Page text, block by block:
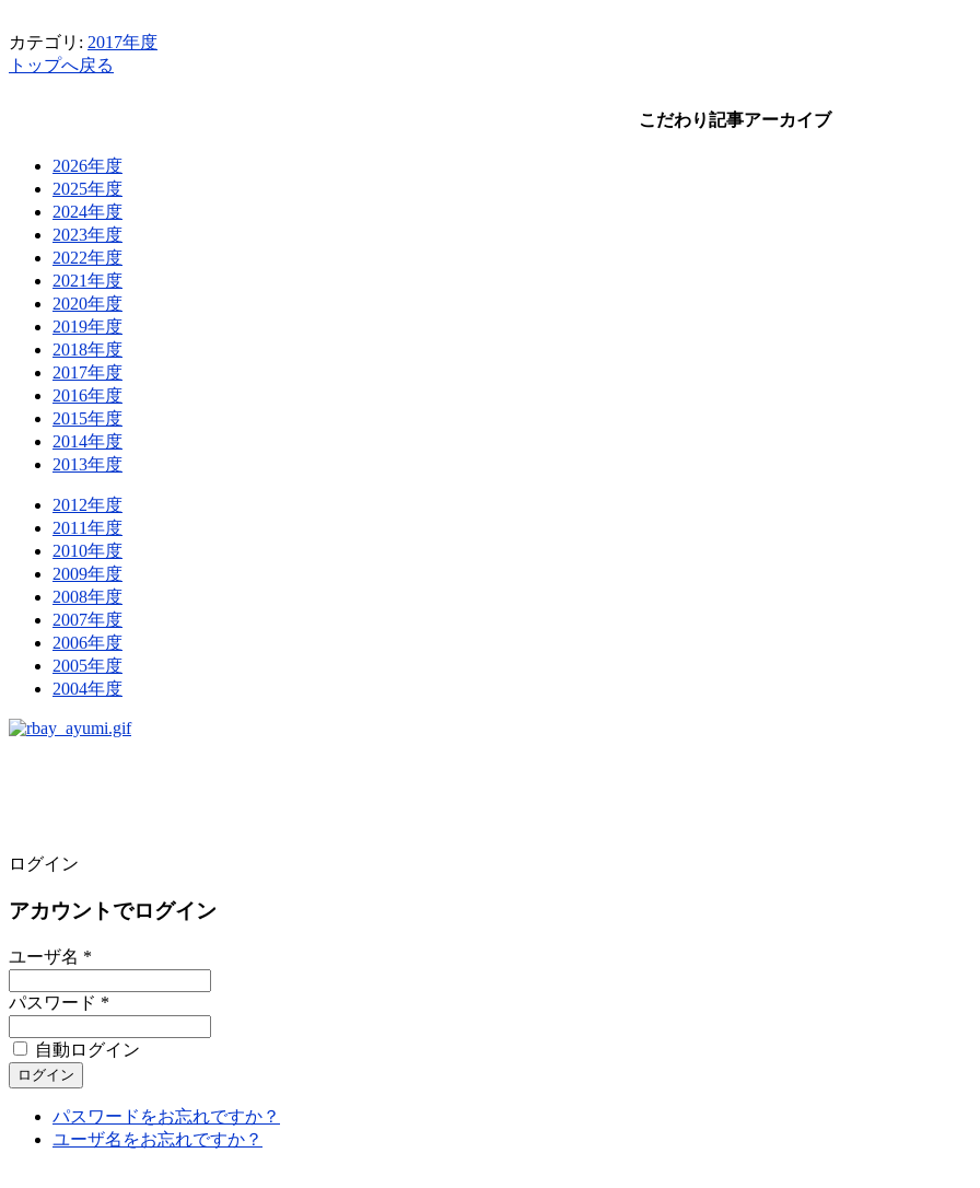
カテゴリ: 2017年度
トップへ戻る
こだわり記事アーカイブ
2026年度
2025年度
2024年度
2023年度
2022年度
2021年度
2020年度
2019年度
2018年度
2017年度
2016年度
2015年度
2014年度
2013年度
2012年度
2011年度
2010年度
2009年度
2008年度
2007年度
2006年度
2005年度
2004年度
ログイン
アカウントでログイン
ユーザ名 *
パスワード *
自動ログイン
パスワードをお忘れですか？
ユーザ名をお忘れですか？